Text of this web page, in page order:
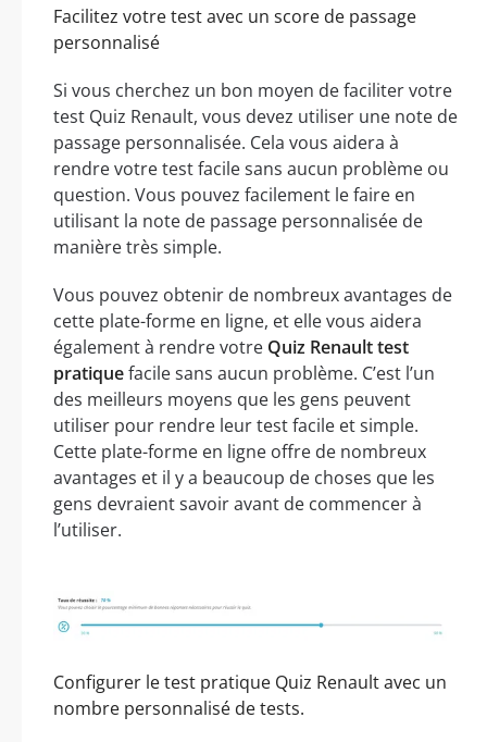
Facilitez votre test avec un score de passage
personnalisé
Si vous cherchez un bon moyen de faciliter votre
test Quiz Renault, vous devez utiliser une note de
passage personnalisée. Cela vous aidera à
rendre votre test facile sans aucun problème ou
question. Vous pouvez facilement le faire en
utilisant la note de passage personnalisée de
manière très simple.
Vous pouvez obtenir de nombreux avantages de
cette plate-forme en ligne, et elle vous aidera
également à rendre votre Quiz Renault test
pratiquefacile sans aucun problème. C’est l’un
des meilleurs moyens que les gens peuvent
utiliser pour rendre leur test facile et simple.
Cette plate-forme en ligne offre de nombreux
avantages et il y a beaucoup de choses que les
gens devraient savoir avant de commencer à
l’utiliser.
Configurer le test pratique Quiz Renault avec un
nombre personnalisé de tests.